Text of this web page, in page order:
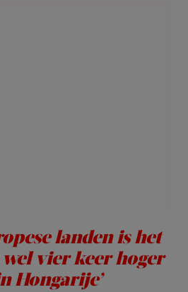
landen is het
vier keer hoger
Hongarije’